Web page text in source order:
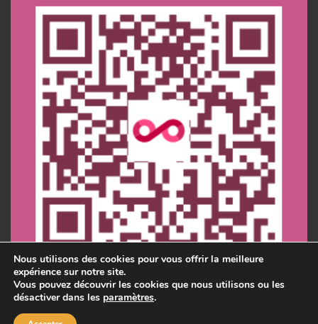
Nous utilisons des cookies pour vous offrir la meilleure
expérience sur notre site.
Vous pouvez découvrir les cookies que nous utilisons ou les
désactiver dans les paramètres.